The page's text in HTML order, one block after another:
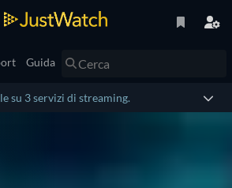
Guida
su 3 servizi di streaming.